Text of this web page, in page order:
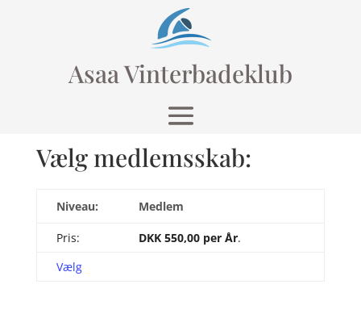
Asaa Vinterbadeklub
Vælg medlemsskab:
Medlem
DKK 550,00 per År.
Vælg